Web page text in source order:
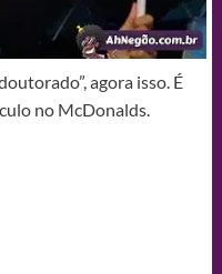
agora isso. É
no McDonalds.